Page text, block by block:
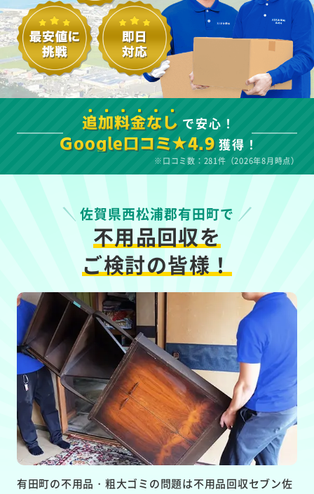
追加料金なし で安心！
Google口コミ★4.9 獲得！
※口コミ数：281件（2026年8月時点）
佐賀県西松浦郡有田町で
不用品回収を
ご検討の皆様！
有田町の不用品・粗大ゴミの問題は不用品回収セブン佐